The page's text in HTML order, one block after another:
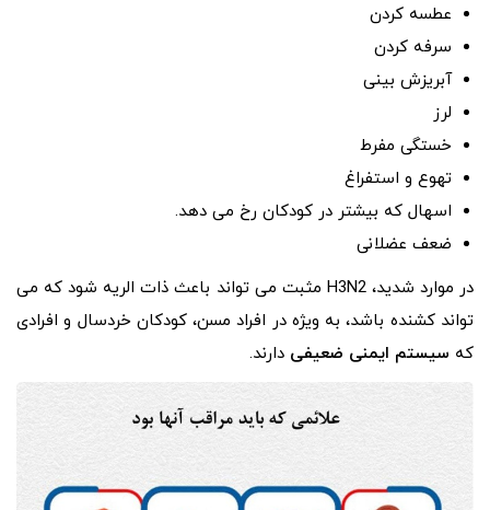
عطسه کردن
سرفه کردن
آبریزش بینی
لرز
خستگی مفرط
تهوع و استفراغ
اسهال که بیشتر در کودکان رخ می دهد.
ضعف عضلانی
در موارد شدید، H3N2 مثبت می تواند باعث ذات الریه شود که می
تواند کشنده باشد، به ویژه در افراد مسن، کودکان خردسال و افرادی
که سیستم ایمنی ضعیفی دارند.